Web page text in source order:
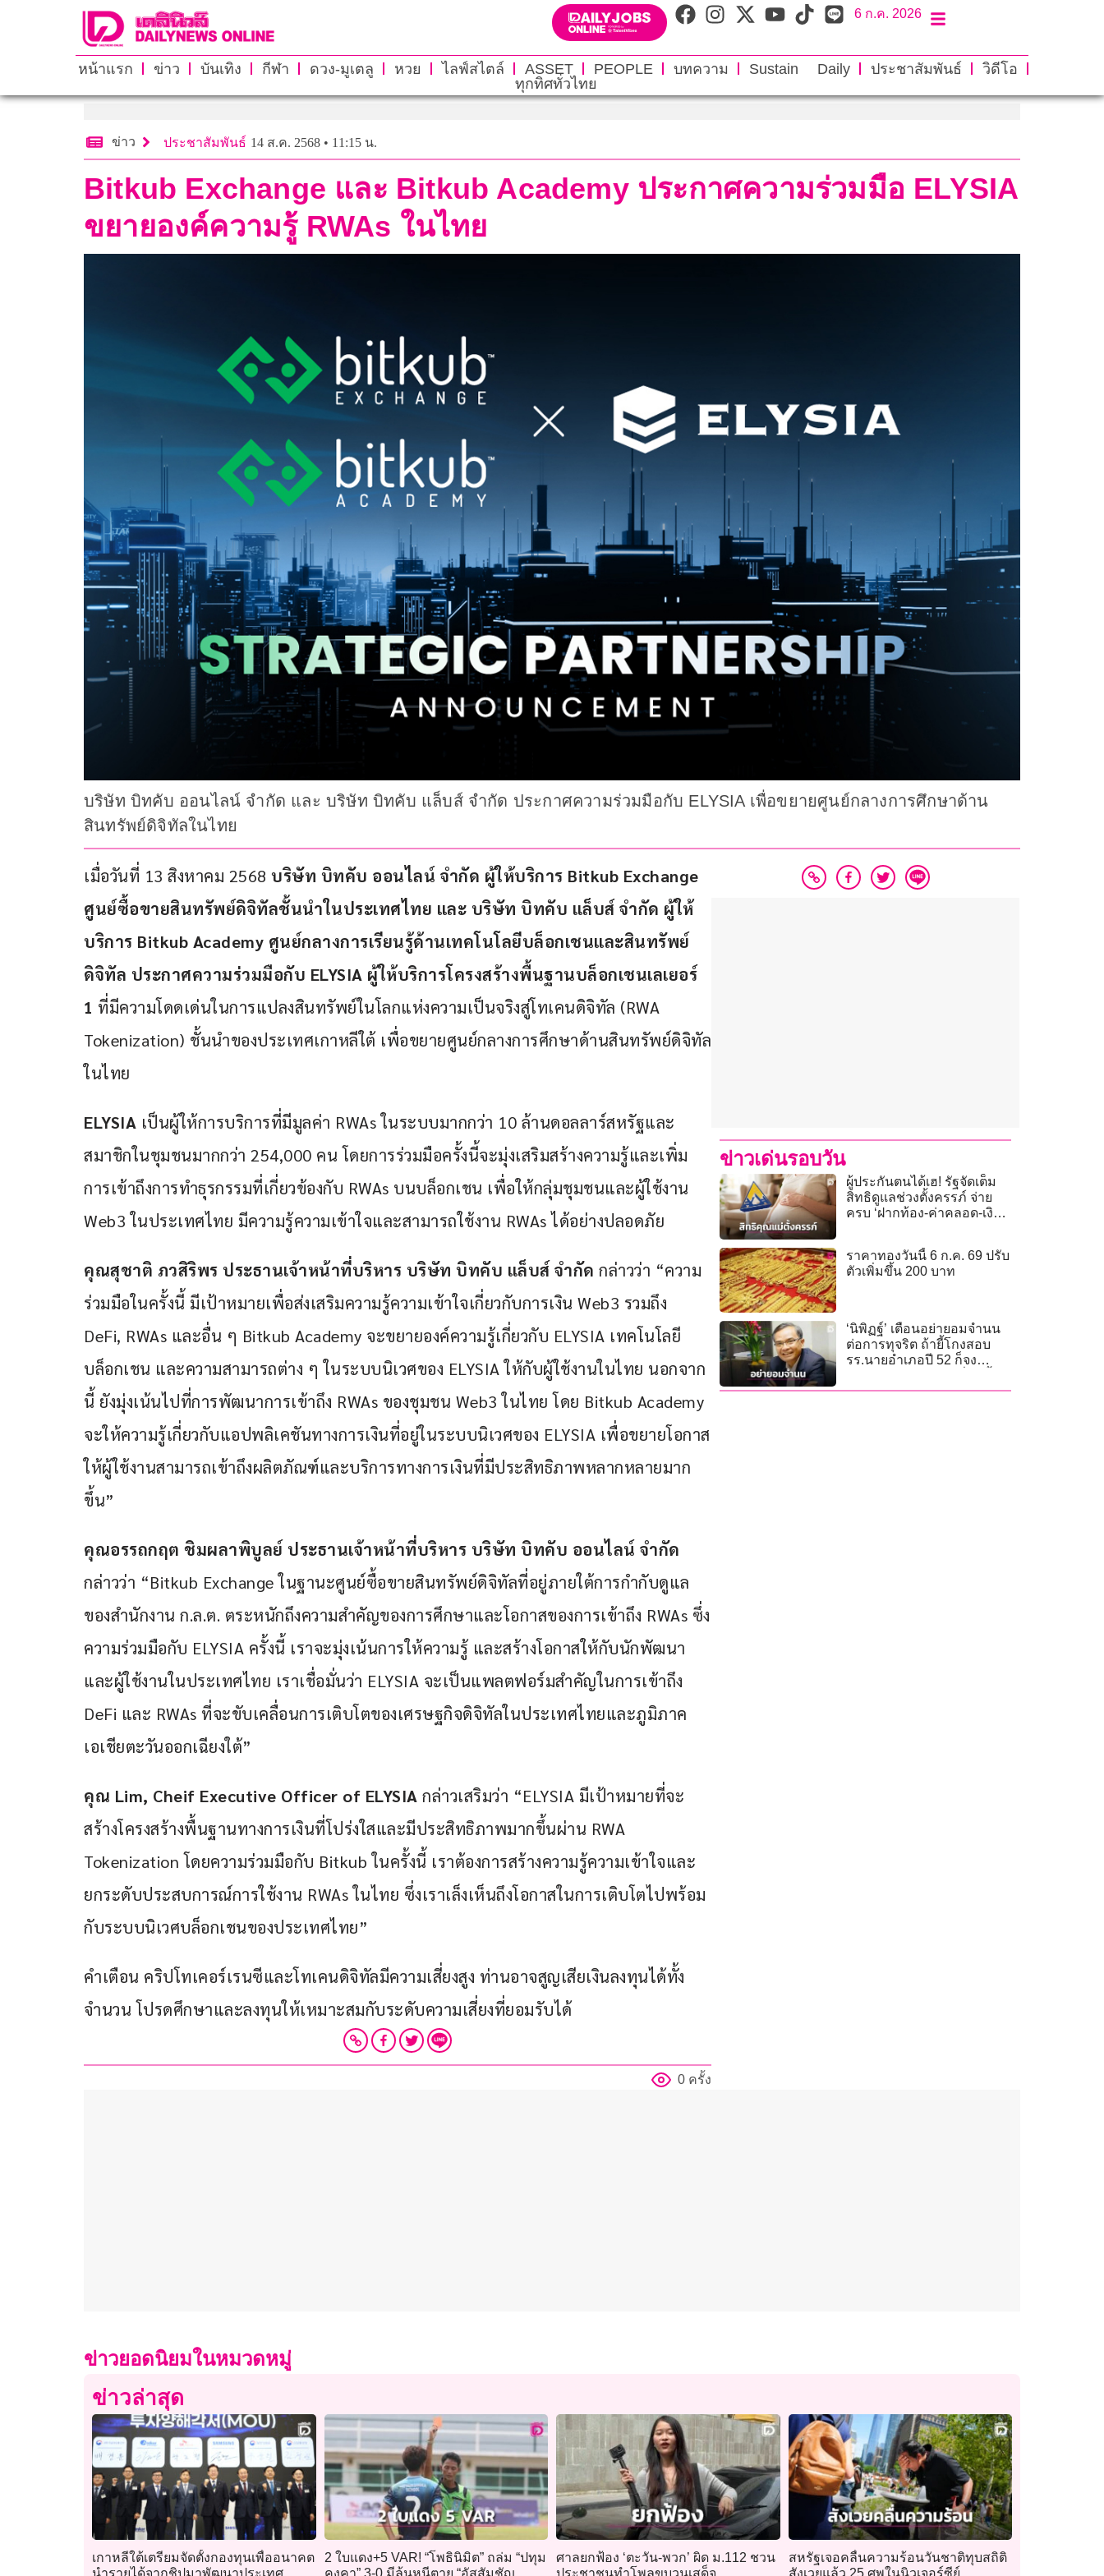
6 ก.ค. 2026
หน้าแรก ข่าว บันเทิง กีฬา ดวง-มูเตลู หวย ไลฟ์สไตล์ ASSET PEOPLE บทความ Sustain Daily ประชาสัมพันธ์
วิดีโอ
ทุกทิศทั่วไทย
ข่าว ประชาสัมพันธ์ 14 ส.ค. 2568 • 11:15 น.
Bitkub Exchange และ Bitkub Academy ประกาศความร่วมมือ ELYSIA
ขยายองค์ความรู้ RWAs ในไทย
บริษัท บิทคับ ออนไลน์ จำกัด และ บริษัท บิทคับ แล็บส์ จำกัด ประกาศความร่วมมือกับ ELYSIA เพื่อขยายศูนย์กลางการศึกษาด้าน
สินทรัพย์ดิจิทัลในไทย
เมื่อวันที่ 13 สิงหาคม 2568 บริษัท บิทคับ ออนไลน์ จำกัด ผู้ให้บริการ Bitkub Exchange
ศูนย์ซื้อขายสินทรัพย์ดิจิทัลชั้นนำในประเทศไทย และ บริษัท บิทคับ แล็บส์ จำกัด ผู้ให้
บริการ Bitkub Academy ศูนย์กลางการเรียนรู้ด้านเทคโนโลยีบล็อกเชนและสินทรัพย์
ดิจิทัล ประกาศความร่วมมือกับ ELYSIA ผู้ให้บริการโครงสร้างพื้นฐานบล็อกเชนเลเยอร์
1 ที่มีความโดดเด่นในการแปลงสินทรัพย์ในโลกแห่งความเป็นจริงสู่โทเคนดิจิทัล (RWA
Tokenization) ชั้นนำของประเทศเกาหลีใต้ เพื่อขยายศูนย์กลางการศึกษาด้านสินทรัพย์ดิจิทัล
ในไทย
ELYSIA เป็นผู้ให้การบริการที่มีมูลค่า RWAs ในระบบมากกว่า 10 ล้านดอลลาร์สหรัฐและ
สมาชิกในชุมชนมากกว่า 254,000 คน โดยการร่วมมือครั้งนี้จะมุ่งเสริมสร้างความรู้และเพิ่ม
การเข้าถึงการทำธุรกรรมที่เกี่ยวข้องกับ RWAs บนบล็อกเชน เพื่อให้กลุ่มชุมชนและผู้ใช้งาน
Web3 ในประเทศไทย มีความรู้ความเข้าใจและสามารถใช้งาน RWAs ได้อย่างปลอดภัย
คุณสุชาติ ภวสิริพร ประธานเจ้าหน้าที่บริหาร บริษัท บิทคับ แล็บส์ จำกัด กล่าวว่า “ความ
ร่วมมือในครั้งนี้ มีเป้าหมายเพื่อส่งเสริมความรู้ความเข้าใจเกี่ยวกับการเงิน Web3 รวมถึง
DeFi, RWAs และอื่น ๆ Bitkub Academy จะขยายองค์ความรู้เกี่ยวกับ ELYSIA เทคโนโลยี
บล็อกเชน และความสามารถต่าง ๆ ในระบบนิเวศของ ELYSIA ให้กับผู้ใช้งานในไทย นอกจาก
นี้ ยังมุ่งเน้นไปที่การพัฒนาการเข้าถึง RWAs ของชุมชน Web3 ในไทย โดย Bitkub Academy
จะให้ความรู้เกี่ยวกับแอปพลิเคชันทางการเงินที่อยู่ในระบบนิเวศของ ELYSIA เพื่อขยายโอกาส
ให้ผู้ใช้งานสามารถเข้าถึงผลิตภัณฑ์และบริการทางการเงินที่มีประสิทธิภาพหลากหลายมาก
ขึ้น”
คุณอรรถกฤต ชิมผลาพิบูลย์ ประธานเจ้าหน้าที่บริหาร บริษัท บิทคับ ออนไลน์ จำกัด
กล่าวว่า “Bitkub Exchange ในฐานะศูนย์ซื้อขายสินทรัพย์ดิจิทัลที่อยู่ภายใต้การกำกับดูแล
ของสำนักงาน ก.ล.ต. ตระหนักถึงความสำคัญของการศึกษาและโอกาสของการเข้าถึง RWAs ซึ่ง
ความร่วมมือกับ ELYSIA ครั้งนี้ เราจะมุ่งเน้นการให้ความรู้ และสร้างโอกาสให้กับนักพัฒนา
และผู้ใช้งานในประเทศไทย เราเชื่อมั่นว่า ELYSIA จะเป็นแพลตฟอร์มสำคัญในการเข้าถึง
DeFi และ RWAs ที่จะขับเคลื่อนการเติบโตของเศรษฐกิจดิจิทัลในประเทศไทยและภูมิภาค
เอเชียตะวันออกเฉียงใต้”
คุณ Lim, Cheif Executive Officer of ELYSIA กล่าวเสริมว่า “ELYSIA มีเป้าหมายที่จะ
สร้างโครงสร้างพื้นฐานทางการเงินที่โปร่งใสและมีประสิทธิภาพมากขึ้นผ่าน RWA
Tokenization โดยความร่วมมือกับ Bitkub ในครั้งนี้ เราต้องการสร้างความรู้ความเข้าใจและ
ยกระดับประสบการณ์การใช้งาน RWAs ในไทย ซึ่งเราเล็งเห็นถึงโอกาสในการเติบโตไปพร้อม
กับระบบนิเวศบล็อกเชนของประเทศไทย”
คำเตือน คริปโทเคอร์เรนซีและโทเคนดิจิทัลมีความเสี่ยงสูง ท่านอาจสูญเสียเงินลงทุนได้ทั้ง
จำนวน โปรดศึกษาและลงทุนให้เหมาะสมกับระดับความเสี่ยงที่ยอมรับได้
0 ครั้ง
ข่าวเด่นรอบวัน
ผู้ประกันตนได้เฮ! รัฐจัดเต็ม
สิทธิดูแลช่วงตั้งครรภ์ จ่าย
ครบ ‘ฝากท้อง-ค่าคลอด-เงิน
ราคาทองวันนี้ 6 ก.ค. 69 ปรับ
ตัวเพิ่มขึ้น 200 บาท
‘นิพิฏฐ์’ เตือนอย่ายอมจำนน
ต่อการทุจริต ถ้ายี้โกงสอบ
รร.นายอำเภอปี 52 ก็จง
ด้วย
ข่าวยอดนิยมในหมวดหมู่
ข่าวล่าสุด
เกาหลีใต้เตรียมจัดตั้งกองทุนเพื่ออนาคต
นำรายได้จากชิปมาพัฒนาประเทศ
2 ใบแดง+5 VAR! “โพธินิมิต” ถล่ม “ปทุม
คงคา” 3-0 มีลุ้นหนีตาย “อัสสัมชัญ
ศาลยกฟ้อง ‘ตะวัน-พวก’ ผิด ม.112 ชวน
ประชาชนทำโพลขบวนเสด็จ
สหรัฐเจอคลื่นความร้อนวันชาติทุบสถิติ
สังเวยแล้ว 25 ศพในนิวเจอร์ซีย์